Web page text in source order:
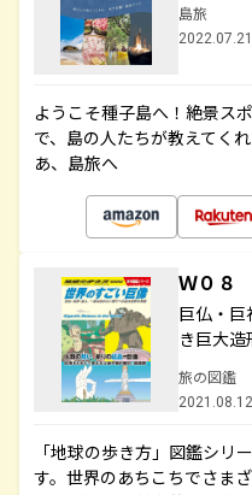
島旅
ようこそ種子島へ！絶景ス
で、島の人たちが教えてく
あ、島旅へ
Ｗ０８
巨仏・巨
き巨大
旅の図鑑
「地球の歩き方」図鑑シリ
す。世界のあちこちでさま